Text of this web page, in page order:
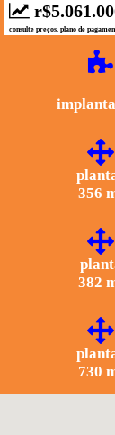
consulte preços, plano de
356
382
730